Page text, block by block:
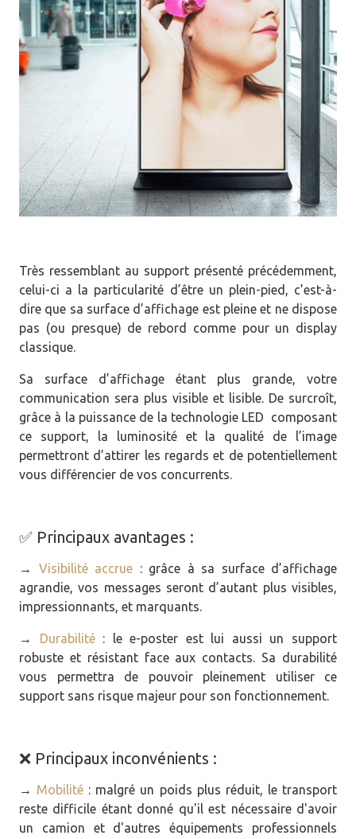
Très ressemblant au support présenté précédemment,
celui-ci a la particularité d’être un plein-pied, c’est-à-
dire que sa surface d’affichage est pleine et ne dispose
pas (ou presque) de rebord comme pour un display
classique.
Sa surface d’affichage étant plus grande, votre
communication sera plus visible et lisible. De surcroît,
grâce à la puissance de la technologie LED composant
ce support, la luminosité et la qualité de l’image
permettront d’attirer les regards et de potentiellement
vous différencier de vos concurrents.
✅ Principaux avantages :
→ Visibilité accrue : grâce à sa surface d’affichage
agrandie, vos messages seront d’autant plus visibles,
impressionnants, et marquants.
→ Durabilité: le e-poster est lui aussi un support
robuste et résistant face aux contacts. Sa durabilité
vous permettra de pouvoir pleinement utiliser ce
support sans risque majeur pour son fonctionnement.
❌ Principaux inconvénients :
→ Mobilité : malgré un poids plus réduit, le transport
reste difficile étant donné qu'il est nécessaire d'avoir
un camion et d'autres équipements professionnels